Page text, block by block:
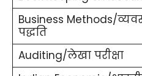
Business Methods/
पद्धति
Auditing/लेखा परीक्षा